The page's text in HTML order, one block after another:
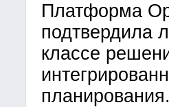
Платформа
подтвердила
классе